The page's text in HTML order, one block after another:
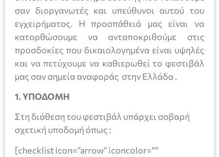
σαν διοργανωτές και υπεύθυνοι αυτού του
εγχειρήματος. Η προσπάθειά μας είναι να
κατορθώσουμε να ανταποκριθούμε στις
προσδοκίες που δικαιολογημένα είναι υψηλές
και να πετύχουμε να καθιερωθεί το φεστιβάλ
μας σαν σημεία αναφοράς στην Ελλάδα .
1. ΥΠΟΔΟΜΗ
Στη διάθεση του φεστιβάλ υπάρχει σοβαρή
σχετική υποδομή όπως :
[checklist icon=”arrow” iconcolor=””